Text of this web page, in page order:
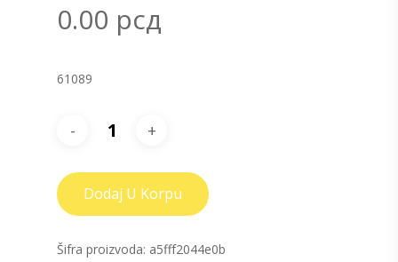
0.00 рсд
61089
Dodaj U Korpu
Šifra proizvoda: a5fff2044e0b